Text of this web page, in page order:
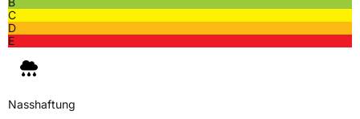
C
D
E
Nasshaftung